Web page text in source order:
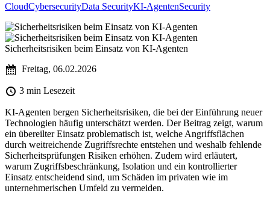
CloudCybersecurityData SecurityKI-AgentenSecurity
Sicherheitsrisiken beim Einsatz von KI-Agenten
Freitag, 06.02.2026
3 min Lesezeit
KI-Agenten bergen Sicherheitsrisiken, die bei der Einführung neuer
Technologien häufig unterschätzt werden. Der Beitrag zeigt, warum
ein übereilter Einsatz problematisch ist, welche Angriffsflächen
durch weitreichende Zugriffsrechte entstehen und weshalb fehlende
Sicherheitsprüfungen Risiken erhöhen. Zudem wird erläutert,
warum Zugriffsbeschränkung, Isolation und ein kontrollierter
Einsatz entscheidend sind, um Schäden im privaten wie im
unternehmerischen Umfeld zu vermeiden.